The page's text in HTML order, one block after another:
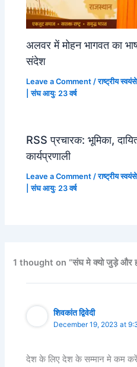
अलवर में मोहन भागवत का
संदेश
Leave a Comment /राष्ट्रीय
| संघ आयु: 23 वर्ष
RSS प्रचारक: भूमिका,
कार्यप्रणाली
Leave a Comment /राष्ट्रीय
| संघ आयु: 23 वर्ष
1 thought on “संघ मे क्यो जुड़े और
शिवकांत द्विवेदी
December 19, 2023 at
देश के लिए देश के सम्मान मे कम